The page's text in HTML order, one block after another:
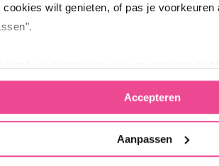
cookies wilt genieten, of pas je voorkeuren
Accepteren
Aanpassen
ouderen:
gericht